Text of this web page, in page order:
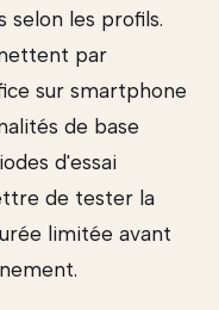
selon les profils.
par
sur smartphone
de base
d'essai
de tester la
limitée avant